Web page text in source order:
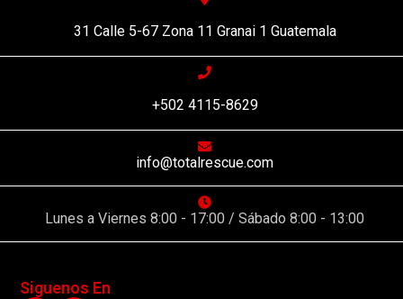
31 Calle 5-67 Zona 11 Granai 1 Guatemala
+502 4115-8629
info@totalrescue.com
Lunes a Viernes 8:00 - 17:00 / Sábado 8:00 - 13:00
Siguenos En